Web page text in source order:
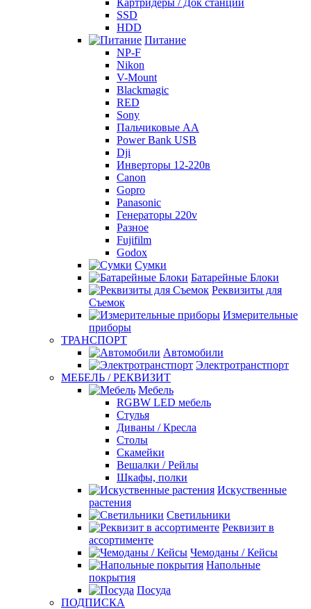
Картридеры / Док станции
SSD
HDD
Питание
NP-F
Nikon
V-Mount
Blackmagic
RED
Sony
Пальчиковые AA
Power Bank USB
Dji
Инверторы 12-220в
Canon
Gopro
Panasonic
Генераторы 220v
Разное
Fujifilm
Godox
Сумки
Батарейные Блоки
Реквизиты для
Съемок
Измерительные
приборы
ТРАНСПОРТ
Автомобили
Электротранстпорт
МЕБЕЛЬ / РЕКВИЗИТ
Мебель
RGBW LED мебель
Стулья
Диваны / Кресла
Столы
Скамейки
Вешалки / Рейлы
Шкафы, полки
Искуственные
растения
Светильники
Реквизит в
ассортименте
Чемоданы / Кейсы
Напольные
покрытия
Посуда
ПОДПИСКА